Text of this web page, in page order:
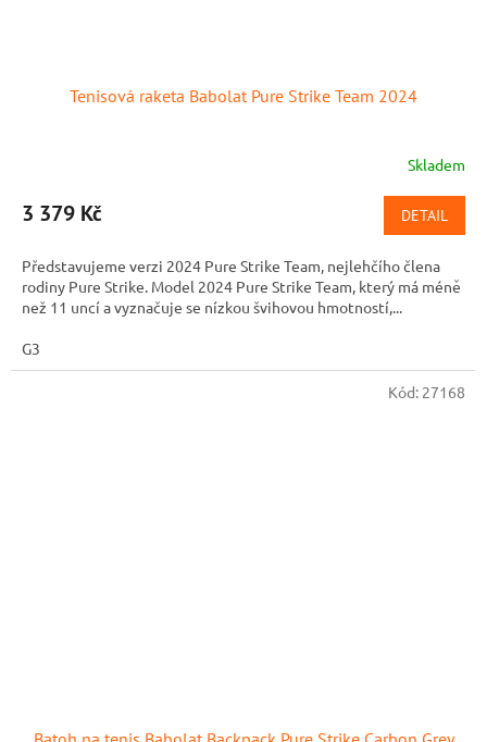
Tenisová raketa Babolat Pure Strike Team 2024
Skladem
3 379 Kč DETAIL
Představujeme verzi 2024 Pure Strike Team, nejlehčího člena
rodiny Pure Strike. Model 2024 Pure Strike Team, který má méně
než 11 uncí a vyznačuje se nízkou švihovou hmotností,...
G3
Kód: 27168